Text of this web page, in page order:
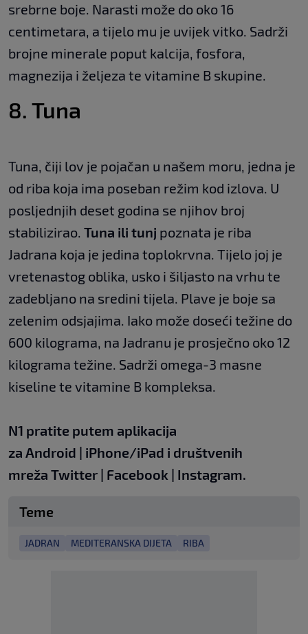
srebrne boje. Narasti može do oko 16
centimetara, a tijelo mu je uvijek vitko. Sadrži
brojne minerale poput kalcija, fosfora,
magnezija i željeza te vitamine B skupine.
8. Tuna
Tuna, čiji lov je pojačan u našem moru, jedna je
od riba koja ima poseban režim kod izlova. U
posljednjih deset godina se njihov broj
stabilizirao. Tuna ili tunj poznata je riba
Jadrana koja je jedina toplokrvna. Tijelo joj je
vretenastog oblika, usko i šiljasto na vrhu te
zadebljano na sredini tijela. Plave je boje sa
zelenim odsjajima. Iako može doseći težine do
600 kilograma, na Jadranu je prosječno oko 12
kilograma težine. Sadrži omega-3 masne
kiseline te vitamine B kompleksa.
N1 pratite putem aplikacija
za Android | iPhone/iPad i društvenih
mreža Twitter | Facebook | Instagram.
Teme
JADRAN MEDITERANSKA DIJETA RIBA